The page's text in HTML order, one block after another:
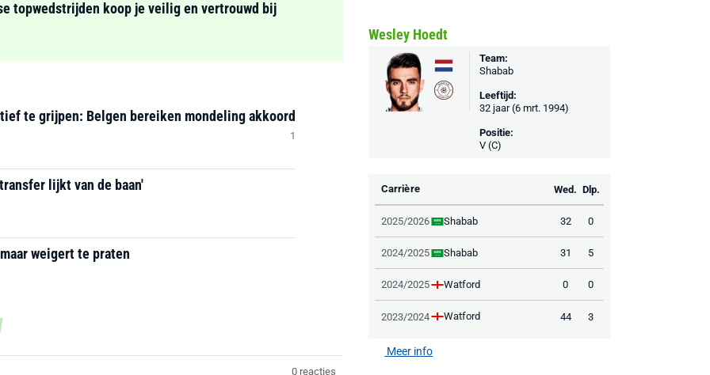
topwedstrijden koop je veilig en vertrouwd bij
te grijpen: Belgen bereiken mondeling akkoord
1
lijkt van de baan'
weigert te praten
0 reacties
Wesley Hoedt
Team:
Shabab
Leeftijd:
32 jaar (6 mrt. 1994)
Positie:
V (C)
Carrière Wed. Dlp.
2025/2026 Shabab 32 0
2024/2025 Shabab 31 5
2024/2025 Watford 0 0
2023/2024 Watford 44 3
Meer info